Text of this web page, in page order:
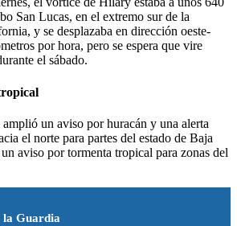
San Lucas, en el extremo sur de la
y se desplazaba en dirección oeste-
por hora, pero se espera que vire
el sábado.
un aviso por huracán y una alerta
el norte para partes del estado de Baja
aviso por tormenta tropical para zonas del
Guardia